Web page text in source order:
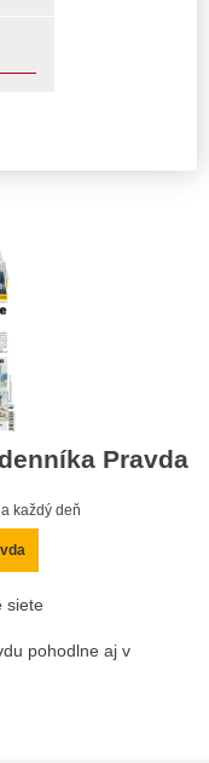
Pravda
každý deň
siete
pohodlne aj v